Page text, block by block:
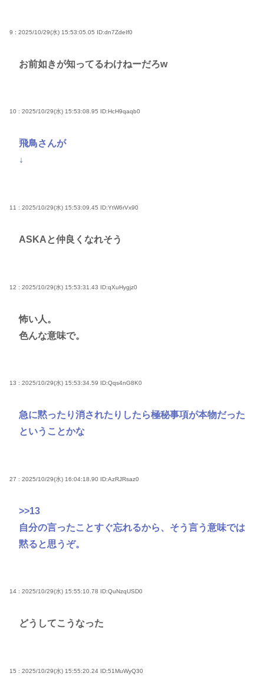
9 : 2025/10/29(水) 15:53:05.05 ID:dn7ZdeIf0
お前如きが知ってるわけねーだろw
10 : 2025/10/29(水) 15:53:08.95 ID:HcH9qaqb0
飛鳥さんが
↓
11 : 2025/10/29(水) 15:53:09.45 ID:YtW6rVx90
ASKAと仲良くなれそう
12 : 2025/10/29(水) 15:53:31.43 ID:qXuHygjz0
怖い人。
色んな意味で。
13 : 2025/10/29(水) 15:53:34.59 ID:Qqs4nG8K0
急に黙ったり消されたりしたら極秘事項が本物だった
ということかな
27 : 2025/10/29(水) 16:04:18.90 ID:AzRJRsaz0
>>13
自分の言ったことすぐ忘れるから、そう言う意味では
黙ると思うぞ。
14 : 2025/10/29(水) 15:55:10.78 ID:QuNzqUSD0
どうしてこうなった
15 : 2025/10/29(水) 15:55:20.24 ID:51MuWyQ30